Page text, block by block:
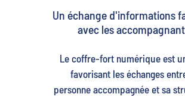
Un échange d'informations
avec les
Le coffre-fort numérique est
favorisant les échanges
personne accompagnée et sa